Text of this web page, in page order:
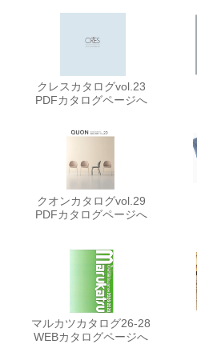
クレスカタログvol.23
PDFカタログページへ
クオンカタログvol.29
PDFカタログページへ
マルカツカタログ26-28
WEBカタログページへ